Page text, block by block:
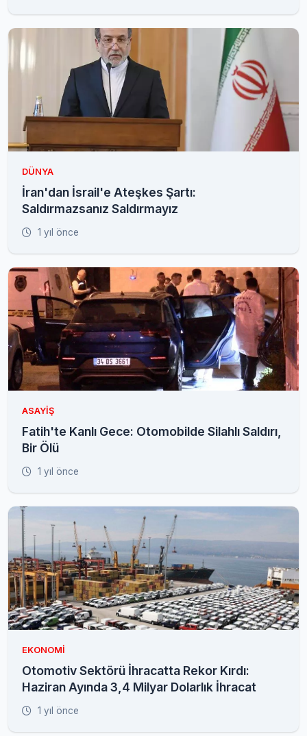
DÜNYA
İran'dan İsrail'e Ateşkes Şartı:
Saldırmazsanız Saldırmayız
1 yıl önce
ASAYIŞ
Fatih'te Kanlı Gece: Otomobilde Silahlı Saldırı,
Bir Ölü
1 yıl önce
EKONOMI
Otomotiv Sektörü İhracatta Rekor Kırdı:
Haziran Ayında 3,4 Milyar Dolarlık İhracat
1 yıl önce